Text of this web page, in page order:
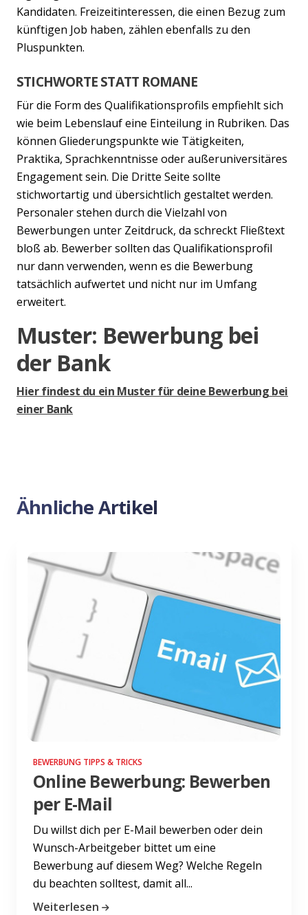
Kandidaten. Freizeitinteressen, die einen Bezug zum
künftigen Job haben, zählen ebenfalls zu den
Pluspunkten.
STICHWORTE STATT ROMANE
Für die Form des Qualifikationsprofils empfiehlt sich
wie beim Lebenslauf eine Einteilung in Rubriken. Das
können Gliederungspunkte wie Tätigkeiten,
Praktika, Sprachkenntnisse oder außeruniversitäres
Engagement sein. Die Dritte Seite sollte
stichwortartig und übersichtlich gestaltet werden.
Personaler stehen durch die Vielzahl von
Bewerbungen unter Zeitdruck, da schreckt Fließtext
bloß ab. Bewerber sollten das Qualifikationsprofil
nur dann verwenden, wenn es die Bewerbung
tatsächlich aufwertet und nicht nur im Umfang
erweitert.
Muster: Bewerbung bei
der Bank
Hier findest du ein Muster für deine Bewerbung bei
einer Bank
Ähnliche Artikel
BEWERBUNG TIPPS & TRICKS
Online Bewerbung: Bewerben
per E-Mail
Du willst dich per E-Mail bewerben oder dein
Wunsch-Arbeitgeber bittet um eine
Bewerbung auf diesem Weg? Welche Regeln
du beachten solltest, damit all...
Weiterlesen